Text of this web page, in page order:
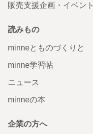
販売支援企画・イベント
読みもの
minneとものづくりと
minne学習帖
ニュース
minneの本
企業の方へ